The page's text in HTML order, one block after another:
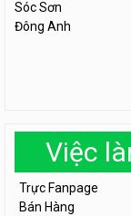
Sóc Sơn
Đông Anh
Việc
Trực Fanpage
Bán Hàng